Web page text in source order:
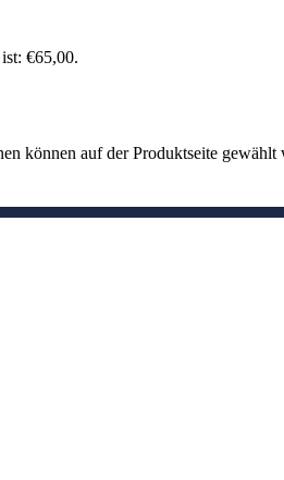
€65,00.
können auf der Produktseite gewählt